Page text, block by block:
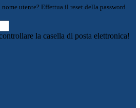
utente? Effettua il reset della password
la casella di posta elettronica!